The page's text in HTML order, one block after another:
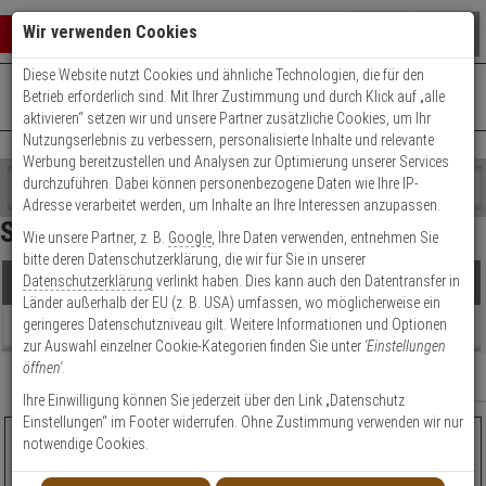
Warenkorb schließen
0 ARTIKEL IM WARENKORB
Ihr Warenkorb ist momentan leer.
Ergebnisse (12) Fertig
Preis Filter ( 12
€ €
Artikelauswahl
Kamera-Kanäle
Shop
durchsuchen
Bitte
geben
Sie
mindestens
3
Zeichen
ein,
um
Suche
Es
wurde
noch
Kategorien
Suche
gestartet
+49 (0)821 899 493-0Mo. - Do.: 8:00 - 16:30 | Fr.: 8:00 - 14:00 Uhr
Kontaktservice nutzen
Synology NAS Server
Produkte
Beratung
Synology RackStation RS3618xs NAS Server
Wir verwenden Cookies
Diese Website nutzt Cookies und ähnliche Technologien, die für den
Betrieb erforderlich sind. Mit Ihrer Zustimmung und durch Klick auf „alle
aktivieren“ setzen wir und unsere Partner zusätzliche Cookies, um Ihr
Nutzungserlebnis zu verbessern, personalisierte Inhalte und relevante
Werbung bereitzustellen und Analysen zur Optimierung unserer Services
durchzuführen. Dabei können personenbezogene Daten wie Ihre IP-
Adresse verarbeitet werden, um Inhalte an Ihre Interessen anzupassen.
Wie unsere Partner, z. B. Google , Ihre Daten verwenden, entnehmen Sie
bitte deren Datenschutzerklärung, die wir für Sie in unserer
Datenschutzerklärung verlinkt haben. Dies kann auch den Datentransfer in
Länder außerhalb der EU (z. B. USA) umfassen, wo möglicherweise ein
geringeres Datenschutzniveau gilt. Weitere Informationen und Optionen
zur Auswahl einzelner Cookie-Kategorien finden Sie unter 'Einstellungen
öffnen'.
Ihre Einwilligung können Sie jederzeit über den Link „Datenschutz
Einstellungen“ im Footer widerrufen. Ohne Zustimmung verwenden wir nur
notwendige Cookies.